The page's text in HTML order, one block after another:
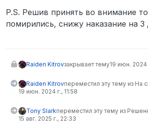
P.S. Решив принять во внимание
помирились, снижу наказание на 3
Raiden Kitrovзакрывает тему19 июн. 2024
Raiden Kitrovпереместил эту тему из На
19 июн. 2024 г., 11:58
Tony Slarkпереместил эту тему из
15 авг. 2025 г., 22:33